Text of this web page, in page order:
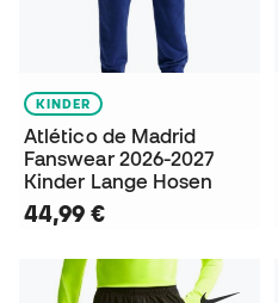
KINDER
Atlético de Madrid
Fanswear 2026-2027
Kinder Lange Hosen
44,99 €